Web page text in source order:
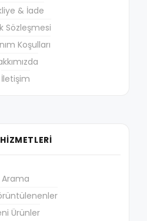
& İade
Sözleşmesi
Koşulları
İletişim
Arama
Ürünler